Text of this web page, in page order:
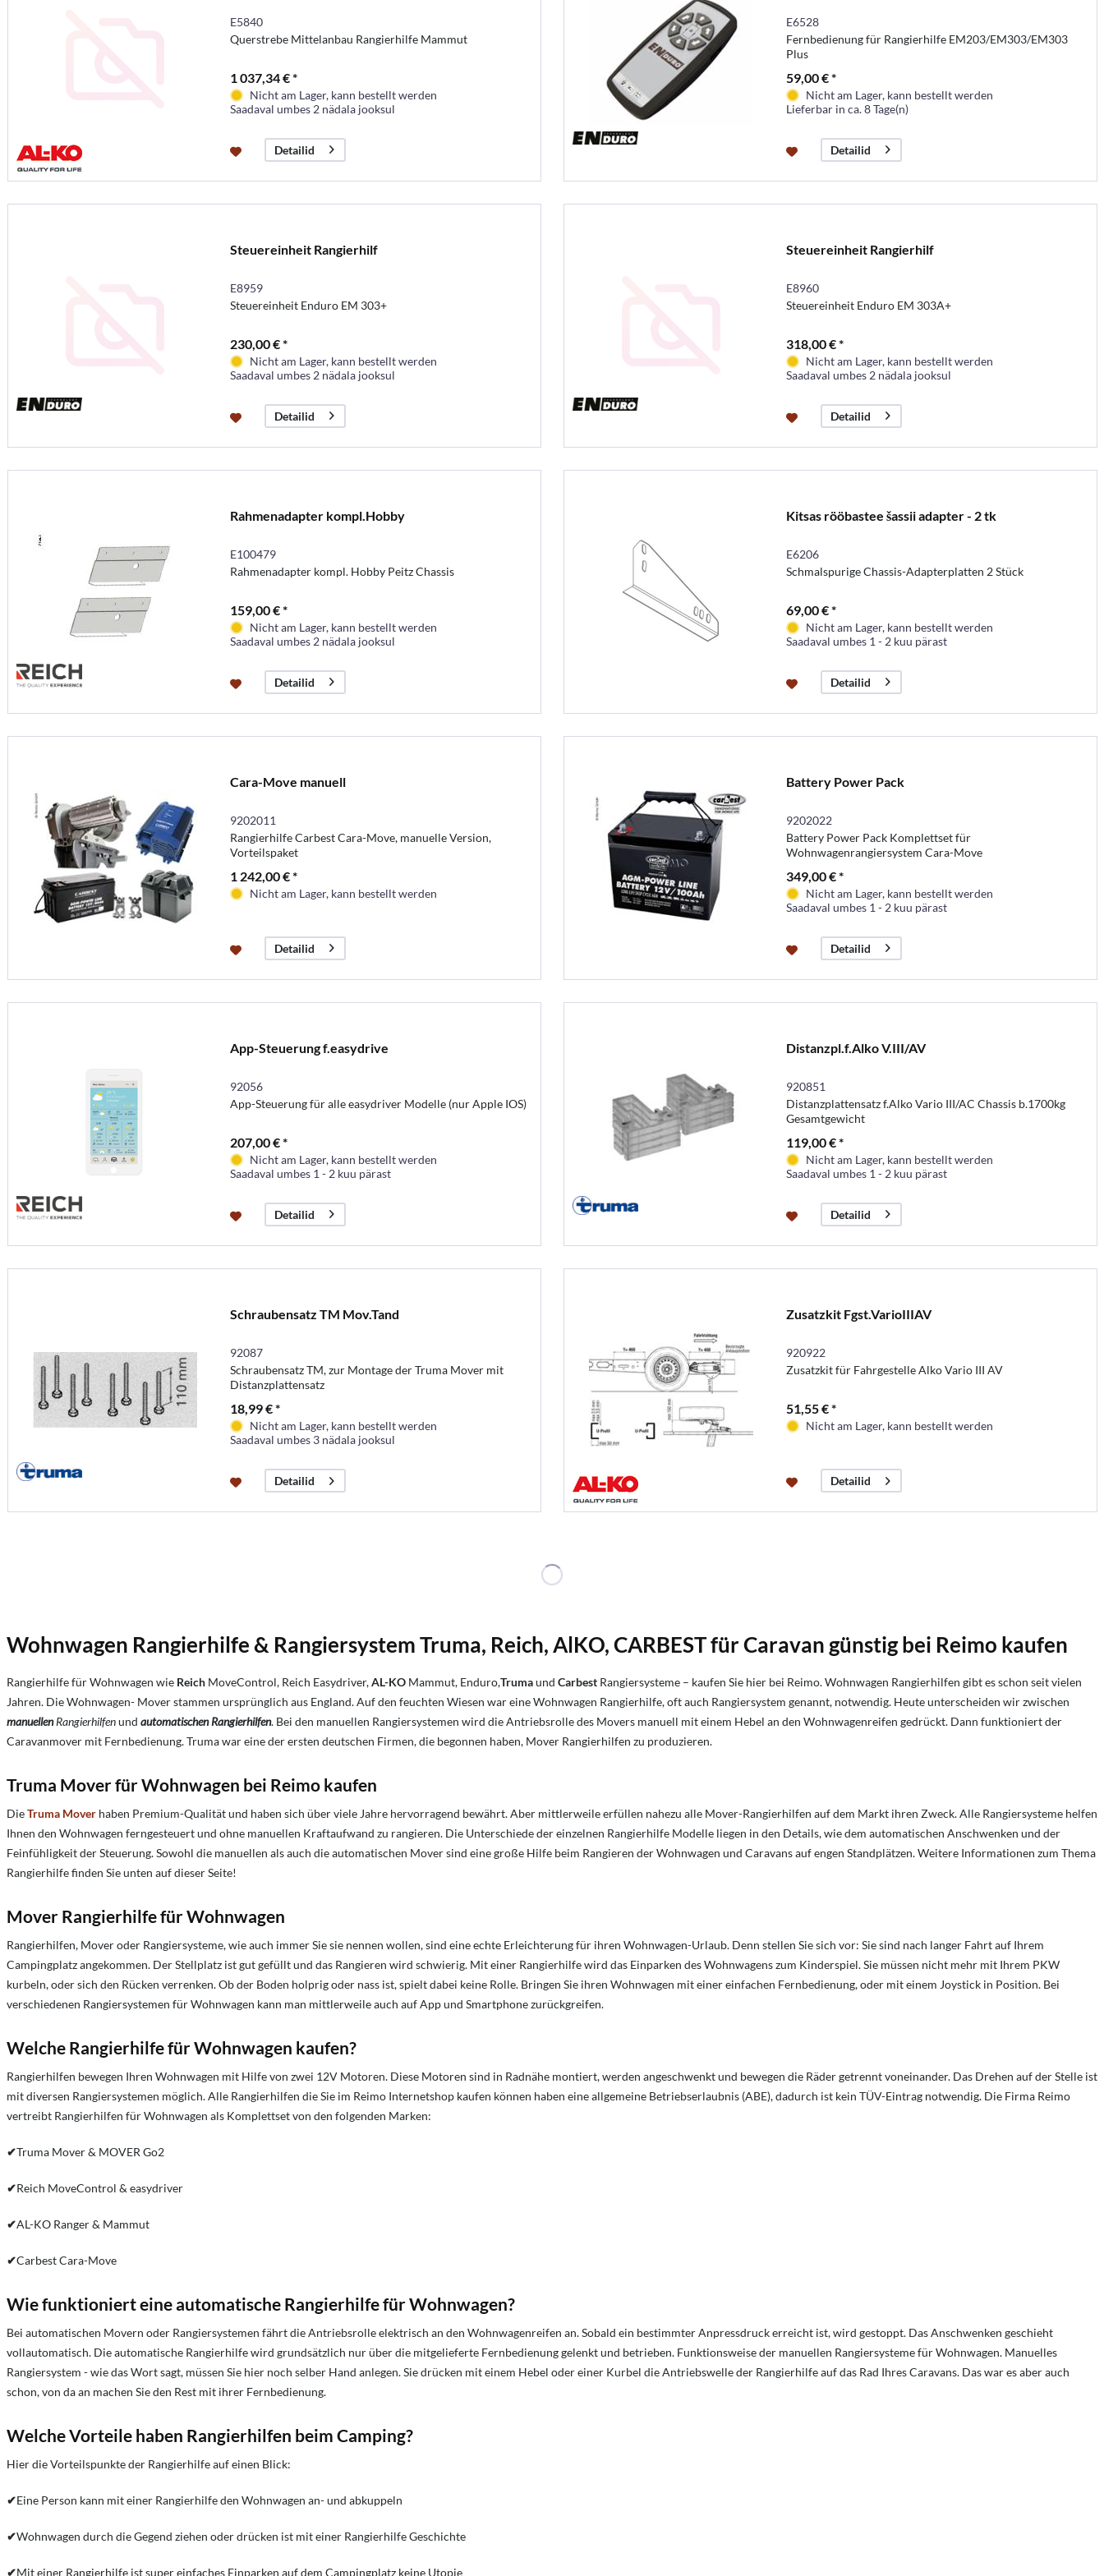
E5840
Querstrebe Mittelanbau Rangierhilfe Mammut
1 037,34 € *
Nicht am Lager, kann bestellt werden
Saadaval umbes 2 nädala jooksul
Detailid
E6528
Fernbedienung für Rangierhilfe EM203/EM303/EM303
Plus
59,00 € *
Nicht am Lager, kann bestellt werden
Lieferbar in ca. 8 Tage(n)
Detailid
Steuereinheit Rangierhilf
E8959
Steuereinheit Enduro EM 303+
230,00 € *
Nicht am Lager, kann bestellt werden
Saadaval umbes 2 nädala jooksul
Detailid
Steuereinheit Rangierhilf
E8960
Steuereinheit Enduro EM 303A+
318,00 € *
Nicht am Lager, kann bestellt werden
Saadaval umbes 2 nädala jooksul
Detailid
Rahmenadapter kompl.Hobby
E100479
Rahmenadapter kompl. Hobby Peitz Chassis
159,00 € *
Nicht am Lager, kann bestellt werden
Saadaval umbes 2 nädala jooksul
Detailid
Kitsas rööbastee šassii adapter - 2 tk
E6206
Schmalspurige Chassis-Adapterplatten 2 Stück
69,00 € *
Nicht am Lager, kann bestellt werden
Saadaval umbes 1 - 2 kuu pärast
Detailid
Cara-Move manuell
9202011
Rangierhilfe Carbest Cara-Move, manuelle Version,
Vorteilspaket
1 242,00 € *
Nicht am Lager, kann bestellt werden
Detailid
Battery Power Pack
9202022
Battery Power Pack Komplettset für
Wohnwagenrangiersystem Cara-Move
349,00 € *
Nicht am Lager, kann bestellt werden
Saadaval umbes 1 - 2 kuu pärast
Detailid
App-Steuerung f.easydrive
92056
App-Steuerung für alle easydriver Modelle (nur Apple IOS)
207,00 € *
Nicht am Lager, kann bestellt werden
Saadaval umbes 1 - 2 kuu pärast
Detailid
Distanzpl.f.Alko V.III/AV
920851
Distanzplattensatz f.Alko Vario III/AC Chassis b.1700kg
Gesamtgewicht
119,00 € *
Nicht am Lager, kann bestellt werden
Saadaval umbes 1 - 2 kuu pärast
Detailid
Schraubensatz TM Mov.Tand
92087
Schraubensatz TM, zur Montage der Truma Mover mit
Distanzplattensatz
18,99 € *
Nicht am Lager, kann bestellt werden
Saadaval umbes 3 nädala jooksul
Detailid
Zusatzkit Fgst.VarioIIIAV
920922
Zusatzkit für Fahrgestelle Alko Vario III AV
51,55 € *
Nicht am Lager, kann bestellt werden
Detailid
Wohnwagen Rangierhilfe & Rangiersystem Truma, Reich, AlKO, CARBEST für Caravan günstig bei Reimo kaufen
Rangierhilfe für Wohnwagen wie Reich MoveControl, Reich Easydriver,AL-KO Mammut, Enduro,Trumaund Carbest Rangiersysteme – kaufen Sie hier bei Reimo. Wohnwagen Rangierhilfen gibt es schon seit vielen
Jahren. Die Wohnwagen- Mover stammen ursprünglich aus England. Auf den feuchten Wiesen war eine Wohnwagen Rangierhilfe, oft auch Rangiersystem genannt, notwendig. Heute unterscheiden wir zwischen
manuellenRangierhilfenund automatischen Rangierhilfen. Bei den manuellen Rangiersystemen wird die Antriebsrolle des Movers manuell mit einem Hebel an den Wohnwagenreifen gedrückt. Dann funktioniert der
Caravanmover mit Fernbedienung. Truma war eine der ersten deutschen Firmen, die begonnen haben, Mover Rangierhilfen zu produzieren.
Truma Mover für Wohnwagen bei Reimo kaufen
DieTruma Mover haben Premium-Qualität und haben sich über viele Jahre hervorragend bewährt. Aber mittlerweile erfüllen nahezu alle Mover-Rangierhilfen auf dem Markt ihren Zweck. Alle Rangiersysteme helfen
Ihnen den Wohnwagen ferngesteuert und ohne manuellen Kraftaufwand zu rangieren. Die Unterschiede der einzelnen Rangierhilfe Modelle liegen in den Details, wie dem automatischen Anschwenken und der
Feinfühligkeit der Steuerung. Sowohl die manuellen als auch die automatischen Mover sind eine große Hilfe beim Rangieren der Wohnwagen und Caravans auf engen Standplätzen. Weitere Informationen zum Thema
Rangierhilfe finden Sie unten auf dieser Seite!
Mover Rangierhilfe für Wohnwagen
Rangierhilfen, Mover oder Rangiersysteme, wie auch immer Sie sie nennen wollen, sind eine echte Erleichterung für ihren Wohnwagen-Urlaub. Denn stellen Sie sich vor: Sie sind nach langer Fahrt auf Ihrem
Campingplatz angekommen. Der Stellplatz ist gut gefüllt und das Rangieren wird schwierig. Mit einer Rangierhilfe wird das Einparken des Wohnwagens zum Kinderspiel. Sie müssen nicht mehr mit Ihrem PKW
kurbeln, oder sich den Rücken verrenken. Ob der Boden holprig oder nass ist, spielt dabei keine Rolle. Bringen Sie ihren Wohnwagen mit einer einfachen Fernbedienung, oder mit einem Joystick in Position. Bei
verschiedenen Rangiersystemen für Wohnwagen kann man mittlerweile auch auf App und Smartphone zurückgreifen.
Welche Rangierhilfe für Wohnwagen kaufen?
Rangierhilfen bewegen Ihren Wohnwagen mit Hilfe von zwei 12V Motoren. Diese Motoren sind in Radnähe montiert, werden angeschwenkt und bewegen die Räder getrennt voneinander. Das Drehen auf der Stelle ist
mit diversen Rangiersystemen möglich. Alle Rangierhilfen die Sie im Reimo Internetshop kaufen können haben eine allgemeine Betriebserlaubnis (ABE), dadurch ist kein TÜV-Eintrag notwendig. Die Firma Reimo
vertreibt Rangierhilfen für Wohnwagen als Komplettset von den folgenden Marken:
✔Truma Mover & MOVER Go2
✔Reich MoveControl & easydriver
✔AL-KO Ranger & Mammut
✔Carbest Cara-Move
Wie funktioniert eine automatische Rangierhilfe für Wohnwagen?
Bei automatischen Movern oder Rangiersystemen fährt die Antriebsrolle elektrisch an den Wohnwagenreifen an. Sobald ein bestimmter Anpressdruck erreicht ist, wird gestoppt. Das Anschwenken geschieht
vollautomatisch. Die automatische Rangierhilfe wird grundsätzlich nur über die mitgelieferte Fernbedienung gelenkt und betrieben. Funktionsweise der manuellen Rangiersysteme für Wohnwagen. Manuelles
Rangiersystem - wie das Wort sagt, müssen Sie hier noch selber Hand anlegen. Sie drücken mit einem Hebel oder einer Kurbel die Antriebswelle der Rangierhilfe auf das Rad Ihres Caravans. Das war es aber auch
schon, von da an machen Sie den Rest mit ihrer Fernbedienung.
Welche Vorteile haben Rangierhilfen beim Camping?
Hier die Vorteilspunkte der Rangierhilfe auf einen Blick:
✔Eine Person kann mit einer Rangierhilfe den Wohnwagen an- und abkuppeln
✔Wohnwagen durch die Gegend ziehen oder drücken ist mit einer Rangierhilfe Geschichte
✔Mit einer Rangierhilfe ist super einfaches Einparken auf dem Campingplatz keine Utopie